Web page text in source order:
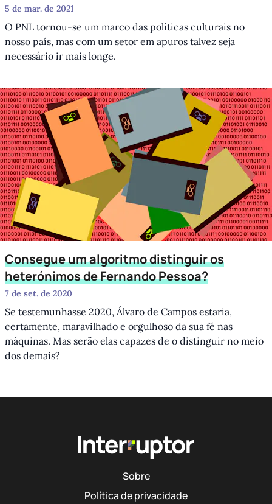
5 de mar. de 2021
O PNL tornou-se um marco das políticas culturais no
nosso país, mas com um setor em apuros talvez seja
necessário ir mais longe.
Consegue um algoritmo distinguir os
heterónimos de Fernando Pessoa?
7 de set. de 2020
Se testemunhasse 2020, Álvaro de Campos estaria,
certamente, maravilhado e orgulhoso da sua fé nas
máquinas. Mas serão elas capazes de o distinguir no meio
dos demais?
Sobre
Política de privacidade